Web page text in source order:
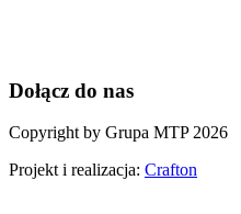
Dołącz do nas
Copyright by Grupa MTP 2026
Projekt i realizacja: Crafton